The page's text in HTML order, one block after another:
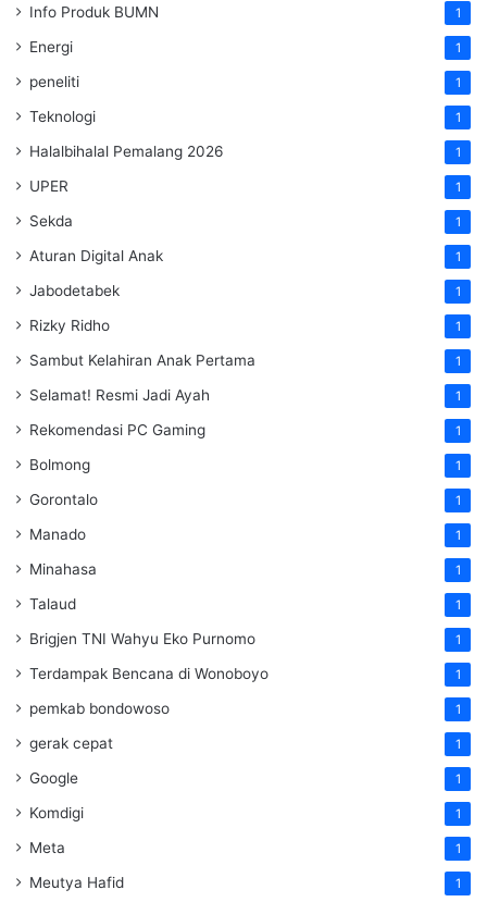
Info Produk BUMN 1
Energi 1
peneliti 1
Teknologi 1
Halalbihalal Pemalang 2026 1
UPER 1
Sekda 1
Aturan Digital Anak 1
Jabodetabek 1
Rizky Ridho 1
Sambut Kelahiran Anak Pertama 1
Selamat! Resmi Jadi Ayah 1
Rekomendasi PC Gaming 1
Bolmong 1
Gorontalo 1
Manado 1
Minahasa 1
Talaud 1
Brigjen TNI Wahyu Eko Purnomo 1
Terdampak Bencana di Wonoboyo 1
pemkab bondowoso 1
gerak cepat 1
Google 1
Komdigi 1
Meta 1
Meutya Hafid 1